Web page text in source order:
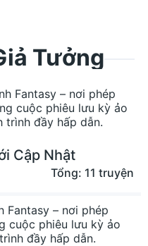
Tưởng
Fantasy – nơi phép
cuộc phiêu lưu kỳ ảo
trình đầy hấp dẫn.
Cập Nhật
Tổng: 11 truyện
Fantasy – nơi phép
cuộc phiêu lưu kỳ ảo
đầy hấp dẫn.